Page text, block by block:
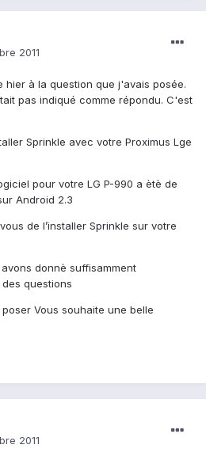
2011
à la question que j'avais posée.
pas indiqué comme répondu. C'est
Sprinkle avec votre Proximus Lge
pour votre LG P-990 a ètè de
Android 2.3
de l’installer Sprinkle sur votre
donnè suffisamment
questions
Vous souhaite une belle
2011